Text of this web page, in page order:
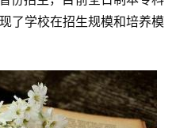
了学校在招生规模和培养模